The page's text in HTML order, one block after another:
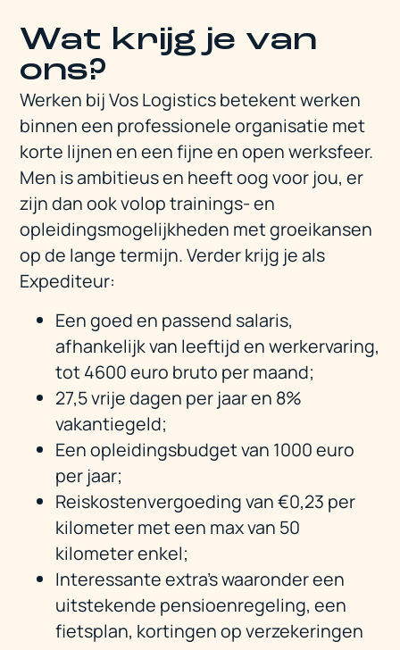
Wat krijg je van
ons?
Werken bij Vos Logistics betekent werken
binnen een professionele organisatie met
korte lijnen en een fijne en open werksfeer.
Men is ambitieus en heeft oog voor jou, er
zijn dan ook volop trainings- en
opleidingsmogelijkheden met groeikansen
op de lange termijn. Verder krijg je als
Expediteur:
Een goed en passend salaris,
afhankelijk van leeftijd en werkervaring,
tot 4600 euro bruto per maand;
27,5 vrije dagen per jaar en 8%
vakantiegeld;
Een opleidingsbudget van 1000 euro
per jaar;
Reiskostenvergoeding van €0,23 per
kilometer met een max van 50
kilometer enkel;
Interessante extra’s waaronder een
uitstekende pensioenregeling, een
fietsplan, kortingen op verzekeringen